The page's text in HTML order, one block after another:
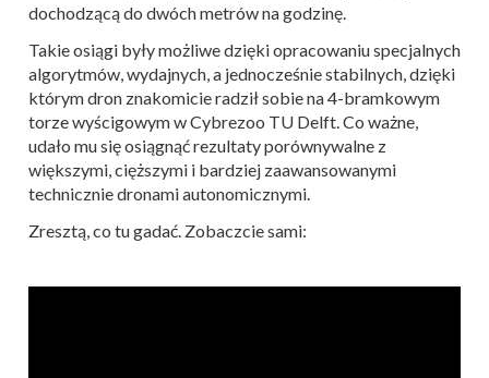
dochodzącą do dwóch metrów na godzinę.
Takie osiągi były możliwe dzięki opracowaniu specjalnych
algorytmów, wydajnych, a jednocześnie stabilnych, dzięki
którym dron znakomicie radził sobie na 4-bramkowym
torze wyścigowym w Cybrezoo TU Delft. Co ważne,
udało mu się osiągnąć rezultaty porównywalne z
większymi, cięższymi i bardziej zaawansowanymi
technicznie dronami autonomicznymi.
Zresztą, co tu gadać. Zobaczcie sami: